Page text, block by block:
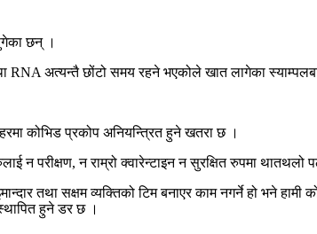
छन् ।
RNA अत्यन्तै छोंटो समय रहने भएकोले खात लागेका
कोभिड प्रकोप अनियन्त्रित हुने खतरा छ ।
न परीक्षण, न राम्रो क्वारेन्टाइन न सुरक्षित रुपमा थातथलो
तथा सक्षम व्यक्तिको टिम बनाएर काम नगर्ने हो भने
हुने डर छ ।